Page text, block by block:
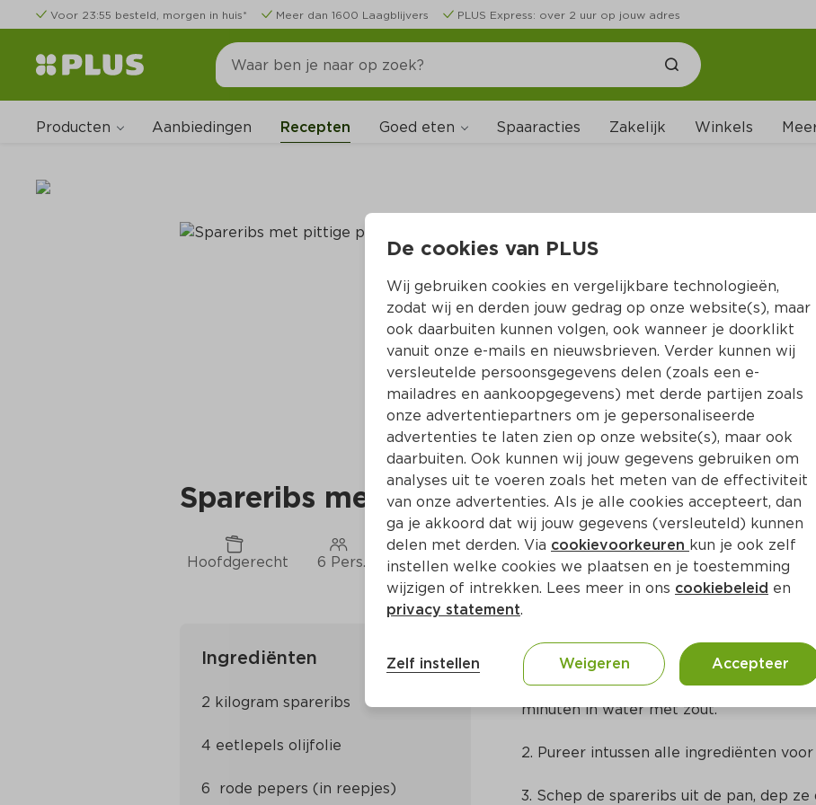
Voor 23:55 besteld, morgen in huis* Meer dan 1600 Laagblijvers PLUS Express: over 2 uur op jouw adres
Producten Aanbiedingen Recepten Goed eten Spaaracties Zakelijk Winkels
Spareribs met pittige pepermarinade
Hoofdgerecht 6 Pers. Ca. 25 Min Nederlands
Ingrediënten
Bereidingswijze
1. Snijd de spareribs eventueel in
minuten in water met zout.
2. Pureer intussen alle ingrediënten
3. Schep de spareribs uit de pan, dep
De cookies van PLUS
Wij gebruiken cookies en vergelijkbare technologieën,
zodat wij en derden jouw gedrag op onze website(s), maar
ook daarbuiten kunnen volgen, ook wanneer je doorklikt
vanuit onze e-mails en nieuwsbrieven. Verder kunnen wij
versleutelde persoonsgegevens delen (zoals een e-
mailadres en aankoopgegevens) met derde partijen zoals
onze advertentiepartners om je gepersonaliseerde
advertenties te laten zien op onze website(s), maar ook
daarbuiten. Ook kunnen wij jouw gegevens gebruiken om
analyses uit te voeren zoals het meten van de effectiviteit
van onze advertenties. Als je alle cookies accepteert, dan
ga je akkoord dat wij jouw gegevens (versleuteld) kunnen
delen met derden. Via cookievoorkeuren kun je ook zelf
instellen welke cookies we plaatsen en je toestemming
wijzigen of intrekken. Lees meer in ons cookiebeleid en
privacy statement.
Zelf instellen Weigeren Accepteer